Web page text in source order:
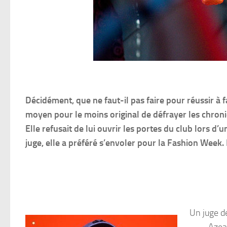
Décidément, que ne faut-il pas faire pour réussir à
moyen pour le moins original de défrayer les
Elle refusait de lui ouvrir les portes du club lors
juge, elle a préféré s’envoler pour la Fashion
Un juge